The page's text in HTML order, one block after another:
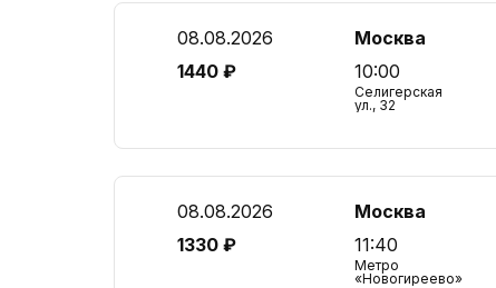
08.08.2026
1440 ₽
Москва
10:00
Селигерская
ул., 32
08.08.2026
1330 ₽
Москва
11:40
Метро
«Новогиреево»